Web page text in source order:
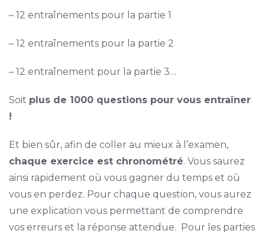
– 12 entraînements pour la partie 1
– 12 entraînements pour la partie 2
– 12 entraînement pour la partie 3…
Soit plus de 1000 questions pour vous entraîner
!
Et bien sûr, afin de coller au mieux à l’examen,
chaque exercice est chronométré. Vous saurez
ainsi rapidement où vous gagner du temps et où
vous en perdez. Pour chaque question, vous aurez
une explication vous permettant de comprendre
vos erreurs et la réponse attendue. Pour les parties